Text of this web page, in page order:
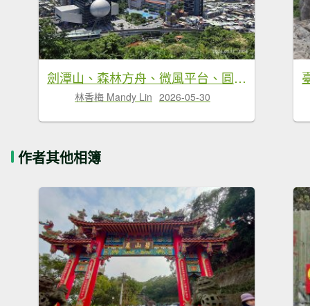
劍潭山、森林方舟、微風平台、圓山水神社、劍潭公園、八二三砲戰紀念公園
林香梅 Mandy Lin 2026-05-30
作者其他相簿